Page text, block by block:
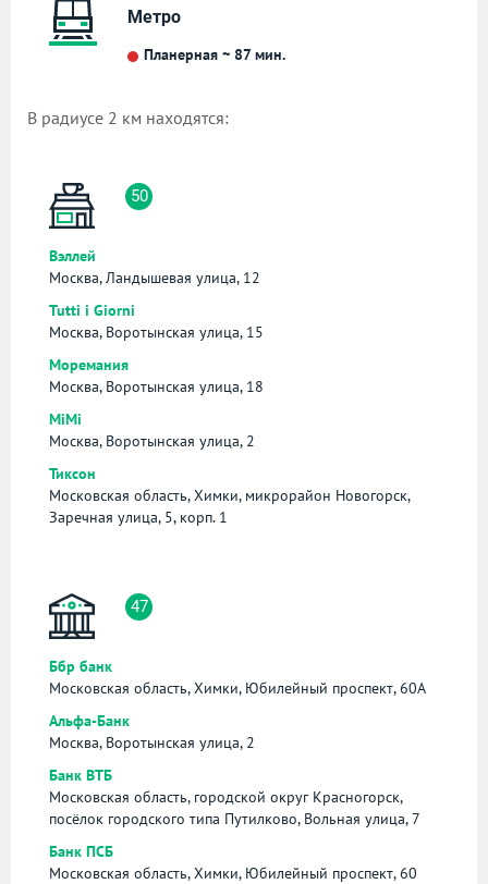
Метро
Планерная ~ 87 мин.
В радиусе 2 км находятся:
50
Вэллей
Москва, Ландышевая улица, 12
Tutti i Giorni
Москва, Воротынская улица, 15
Моремания
Москва, Воротынская улица, 18
MiMi
Москва, Воротынская улица, 2
Тиксон
Московская область, Химки, микрорайон Новогорск,
Заречная улица, 5, корп. 1
47
Ббр банк
Московская область, Химки, Юбилейный проспект, 60А
Альфа-Банк
Москва, Воротынская улица, 2
Банк ВТБ
Московская область, городской округ Красногорск,
посёлок городского типа Путилково, Вольная улица, 7
Банк ПСБ
Московская область, Химки, Юбилейный проспект, 60